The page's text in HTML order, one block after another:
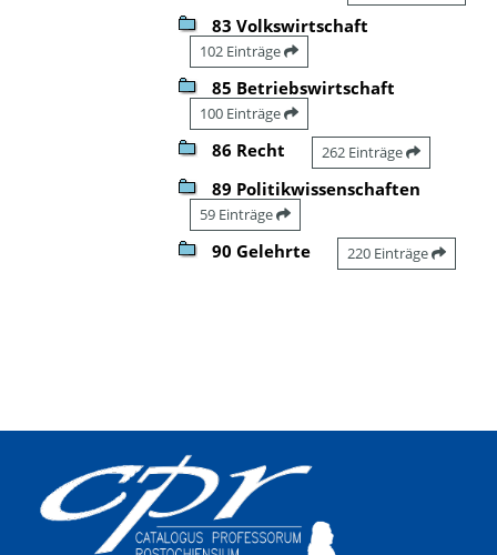
83 Volkswirtschaft
102 Einträge
85 Betriebswirtschaft
100 Einträge
86 Recht 262 Einträge
89 Politikwissenschaften
59 Einträge
90 Gelehrte 220 Einträge